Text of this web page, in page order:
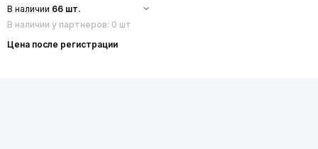
В наличии 66 шт.
В наличии у партнеров: 0 шт
Цена после регистрации